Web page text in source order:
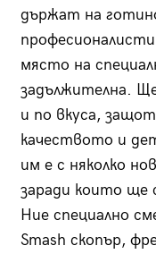
държат на
място на
задължителна.
и по вкуса,
качеството и
им е с няколко
заради които
Ние специално
Smash скопър,